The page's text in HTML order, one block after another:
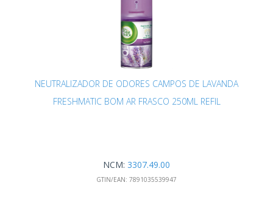
NEUTRALIZADOR DE ODORES CAMPOS DE LAVANDA
FRESHMATIC BOM AR FRASCO 250ML REFIL
NCM: 3307.49.00
GTIN/EAN: 7891035539947